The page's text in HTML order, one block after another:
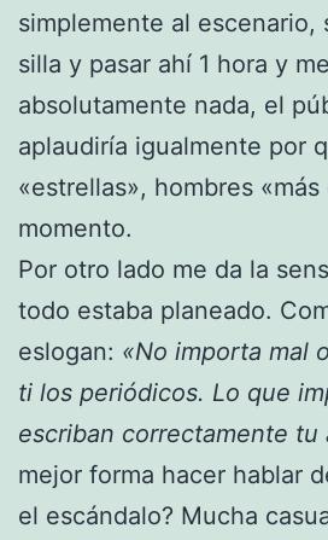
simplemente al escenario,
silla y pasar ahí 1 hora y
absolutamente nada, el
aplaudiría igualmente por
«estrellas», hombres
momento.
Por otro lado me da la
todo estaba planeado.
eslogan: «No importa mal
ti los periódicos. Lo que
escriban correctamente tu
mejor forma hacer hablar
el escándalo? Mucha